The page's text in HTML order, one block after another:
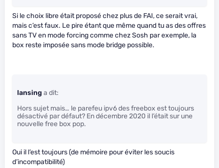
Si le choix libre était proposé chez plus de FAI, ce serait vrai,
mais c’est faux. Le pire étant que même quand tu as des offres
sans TV en mode forcing comme chez Sosh par exemple, la
box reste imposée sans mode bridge possible.
lansing a dit:
Hors sujet mais… le parefeu ipv6 des freebox est toujours
désactivé par défaut? En décembre 2020 il l’était sur une
nouvelle free box pop.
Oui il l’est toujours (de mémoire pour éviter les soucis
d’incompatibilité)